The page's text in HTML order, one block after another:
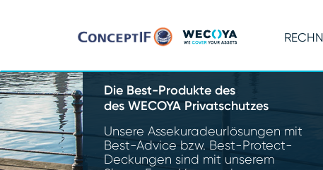
Die Best-Produkte des
des WECOYA Privatschutzes
Unsere Assekuradeurlösungen mit
Best-Advice bzw. Best-Protect-
Deckungen sind mit unserem